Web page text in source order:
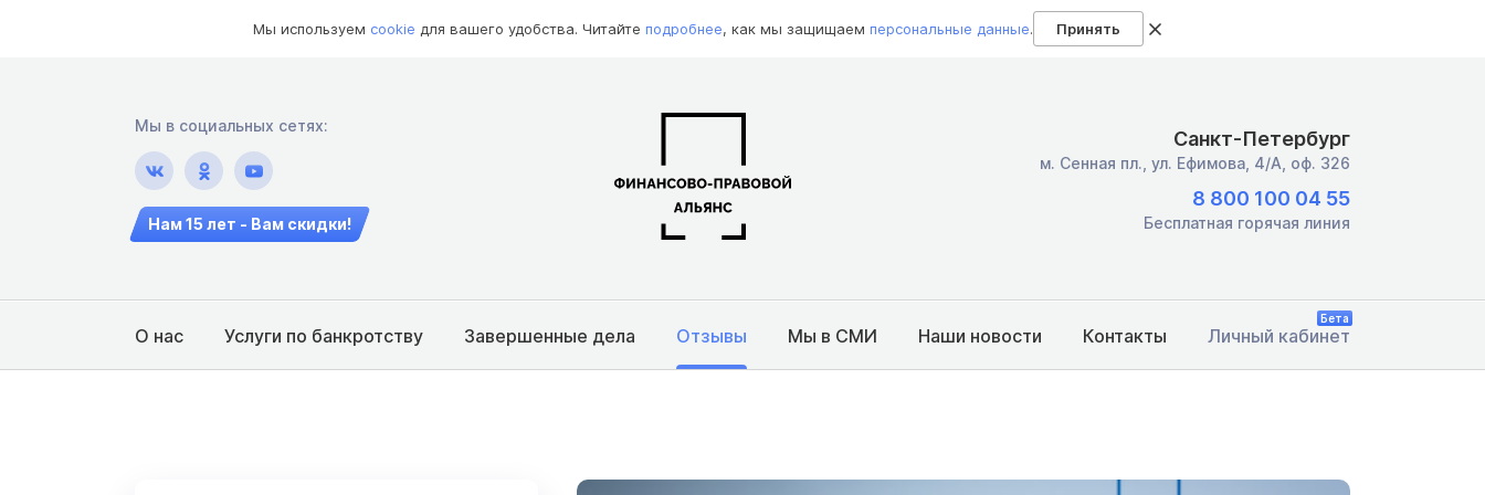
Мы используем cookie для вашего удобства. Читайте подробнее, как мы защищаем персональные данные. Принять
Мы в социальных сетях:
Нам 15 лет - Вам скидки!
Санкт-Петербург
м. Сенная пл., ул. Ефимова, 4/А, оф. 326
8 800 100 04 55
Бесплатная горячая линия
О нас Услуги по банкротству Завершенные дела Отзывы Мы в СМИ Наши новости Контакты Личный кабинет
Бета